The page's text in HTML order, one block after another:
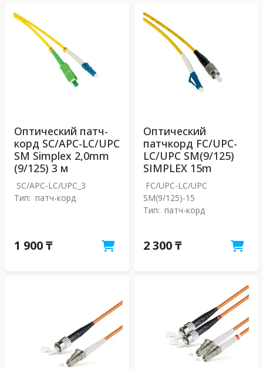
Оптический патч-
корд SC/APC-LC/UPC
SM Simplex 2,0mm
(9/125) 3 м
SC/APC-LC/UPC_3
Тип: патч-корд
1 900 ₸
Оптический
патчкорд FC/UPC-
LC/UPC SM(9/125)
SIMPLEX 15m
FC/UPC-LC/UPC
SM(9/125)-15
Тип: патч-корд
2 300 ₸